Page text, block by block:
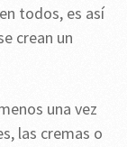
todos, es así
crean un
una vez
las cremas o